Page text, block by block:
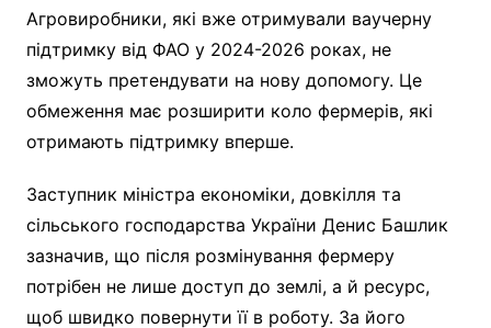
Агровиробники, які вже отримували ваучерну
підтримку від ФАО у 2024-2026 роках, не
зможуть претендувати на нову допомогу. Це
обмеження має розширити коло фермерів, які
отримають підтримку вперше.
Заступник міністра економіки, довкілля та
сільського господарства України Денис Башлик
зазначив, що після розмінування фермеру
потрібен не лише доступ до землі, а й ресурс,
щоб швидко повернути її в роботу. За його